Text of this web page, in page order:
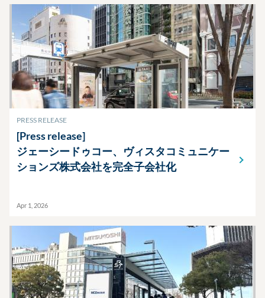
PRESS RELEASE
[Press release]
ジェーシードゥコー、ヴィスタコミュニケー
ションズ株式会社を完全子会社化
Apr 1, 2026